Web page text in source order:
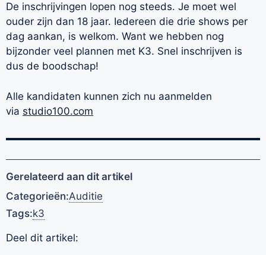
De inschrijvingen lopen nog steeds. Je moet wel
ouder zijn dan 18 jaar. Iedereen die drie shows per
dag aankan, is welkom. Want we hebben nog
bijzonder veel plannen met K3. Snel inschrijven is
dus de boodschap!
Alle kandidaten kunnen zich nu aanmelden
via studio100.com
Gerelateerd aan dit artikel
Categorieën:Auditie
Tags:k3
Deel dit artikel: